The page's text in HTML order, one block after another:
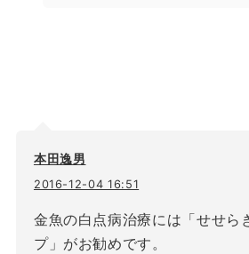
本田逸男
2016-12-04 16:51
金魚の白点病治療には「せせら
プ」がお勧めです。